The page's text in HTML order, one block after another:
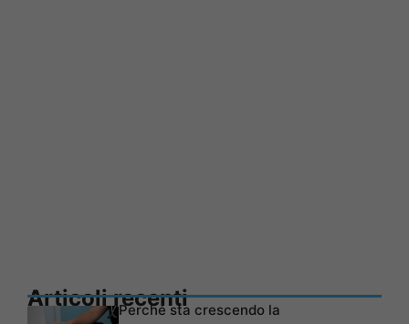
Articoli recentiPerché sta crescendo la